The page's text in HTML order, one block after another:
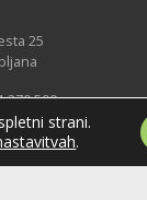
25
270 500
zveza.si
strani.
.